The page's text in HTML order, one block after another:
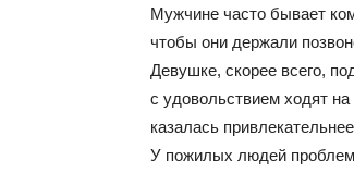
Мужчине часто бывает
чтобы они держали
Девушке, скорее всего,
с удовольствием ходят
казалась
У пожилых людей